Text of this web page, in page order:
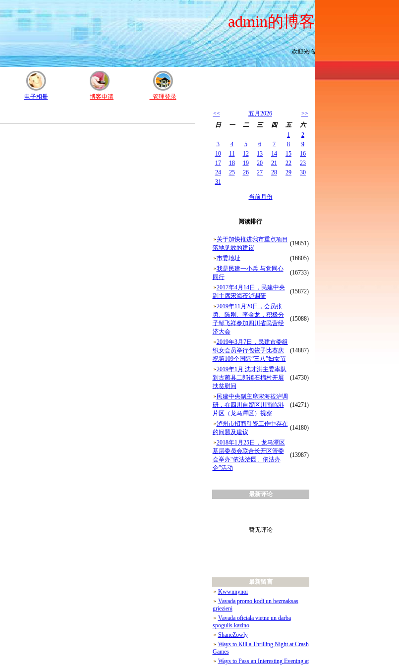
admin的博客
欢迎光临
电子相册 博客申请 管理登录
<< 五月2026
>>
日
一 二 三 四 五
六
1
2
3
4 5 6 7 8
9
10
11 12 13 14 15
16
17
18 19 20 21 22
23
24
25 26 27 28 29
30
31
当前月份
阅读排行
关于加快推进我市重点项目
落地见效的建议
(19851)
市委地址
(16805)
我是民建一小兵 与党同心
同行
(16733)
2017年4月14日，民建中央
副主席宋海莅泸调研
(15872)
2019年11月20日，会员张
勇、陈刚、李金龙，积极分
子邹飞祥参加四川省民营经
济大会
(15088)
2019年3月7日，民建市委组
织女会员举行包饺子比赛庆
祝第109个国际“三八”妇女节
(14887)
2019年1月 沈才洪主委率队
到古蔺县二郎镇石榴村开展
扶贫慰问
(14730)
民建中央副主席宋海莅泸调
研，在四川自贸区川南临港
片区（龙马潭区）视察
(14271)
泸州市招商引资工作中存在
的问题及建议
(14180)
2018年1月25日，龙马潭区
基层委员会联合长开区管委
会举办“依法治园、依法办
企”活动
(13987)
最新评论
暂无评论
最新留言
Kwwnnynor
Vavada promo kodi un bezmaksas
griezieni
Vavada oficiala vietne un darba
spogulis kazino
ShaneZowly
Ways to Kill a Thrilling Night at Crash
Games
Ways to Pass an Interesting Evening at